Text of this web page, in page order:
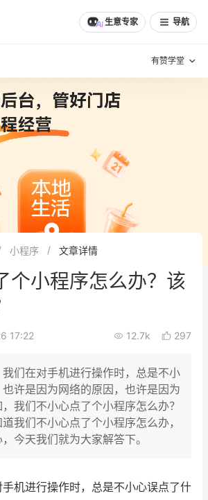
生意专家 导航
有赞学堂
增长方法
有赞专家说
新零售最佳实践
产品场景库
小程序 文章详情
个小程序怎么办？该
17:22 12.7k 297
我们在对手机进行操作时，总是不小
许是因为网络的原因，也许是因为
我们不小心点了个小程序怎么办？
我们不小心点了个小程序怎么办，
今天我们就为大家解答下。
机进行操作时，总是不小心误点了什